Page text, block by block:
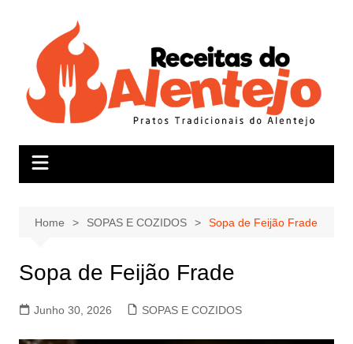
Home SOPAS E COZIDOS Sopa de Feijão Frade
Sopa de Feijão Frade
Junho 30, 2026 SOPAS E COZIDOS